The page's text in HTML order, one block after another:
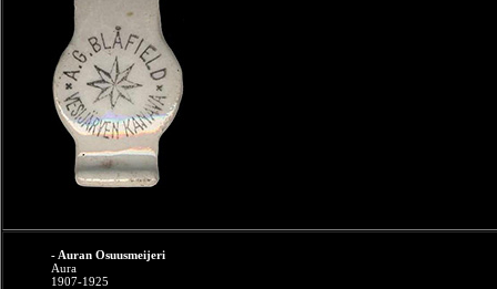
- Auran Osuusmeijeri
Aura
1907-1925